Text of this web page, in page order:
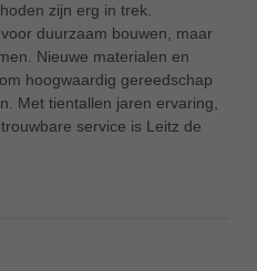
zijn erg in trek.
duurzaam bouwen, maar
Nieuwe materialen en
hoogwaardig gereedschap
Met tientallen jaren ervaring,
service is Leitz de